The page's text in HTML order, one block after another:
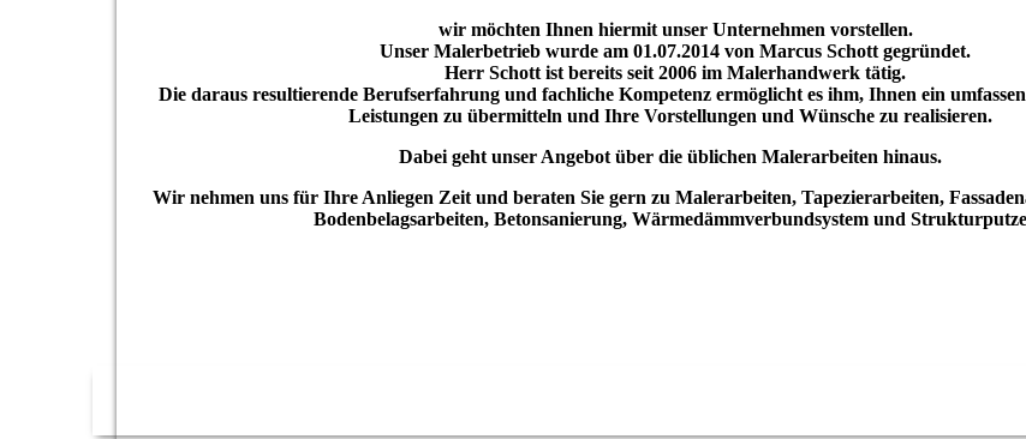
wir möchten Ihnen hiermit unser Unternehmen vorstellen.
Unser Malerbetrieb wurde am 01.07.2014 von Marcus Schott gegründet.
Herr Schott ist bereits seit 2006 im Malerhandwerk tätig.
Die daraus resultierende Berufserfahrung und fachliche Kompetenz ermöglicht es ihm, Ihnen ein
Leistungen zu übermitteln und Ihre Vorstellungen und Wünsche zu realisieren.
Dabei geht unser Angebot über die üblichen Malerarbeiten hinaus.
Wir nehmen uns für Ihre Anliegen Zeit und beraten Sie gern zu Malerarbeiten, Tapezierarbeiten,
Bodenbelagsarbeiten, Betonsanierung, Wärmedämmverbundsystem und